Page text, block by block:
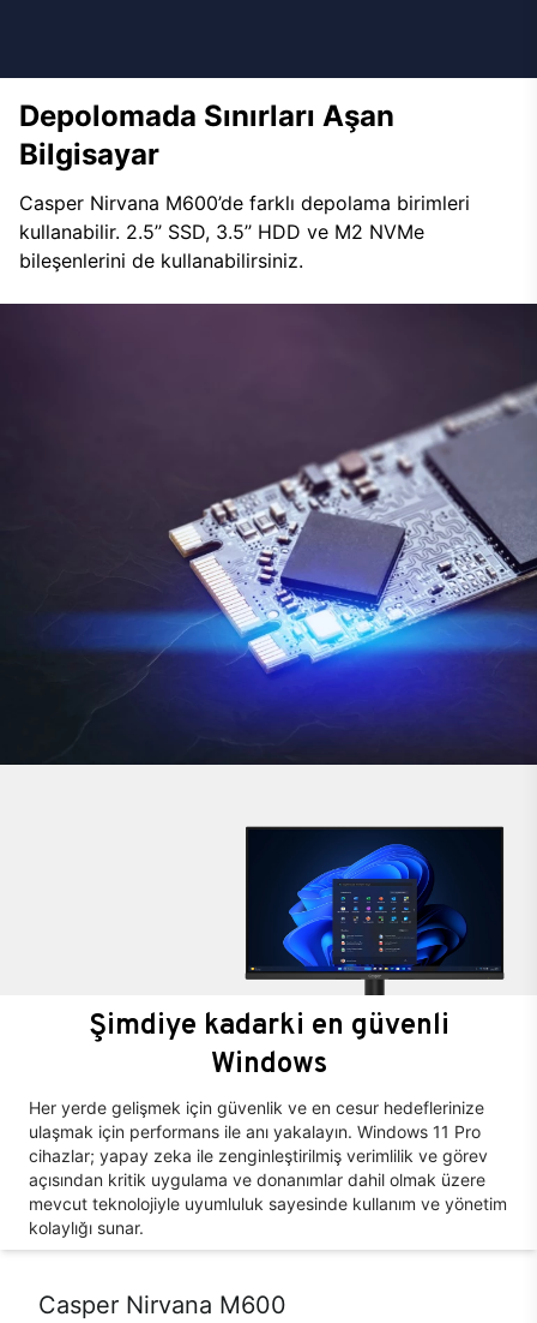
Depolomada Sınırları Aşan
Bilgisayar
Casper Nirvana M600’de farklı depolama birimleri
kullanabilir. 2.5’’ SSD, 3.5’’ HDD ve M2 NVMe
bileşenlerini de kullanabilirsiniz.
Şimdiye kadarki en güvenli
Windows
Her yerde gelişmek için güvenlik ve en cesur hedeflerinize
ulaşmak için performans ile anı yakalayın. Windows 11 Pro
cihazlar; yapay zeka ile zenginleştirilmiş verimlilik ve görev
açısından kritik uygulama ve donanımlar dahil olmak üzere
mevcut teknolojiyle uyumluluk sayesinde kullanım ve yönetim
kolaylığı sunar.
Casper Nirvana M600